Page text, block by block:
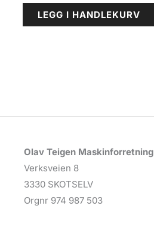
LEGG I HANDLEKURV
Olav Teigen Maskinforretning
Verksveien 8
3330 SKOTSELV
Orgnr 974 987 503